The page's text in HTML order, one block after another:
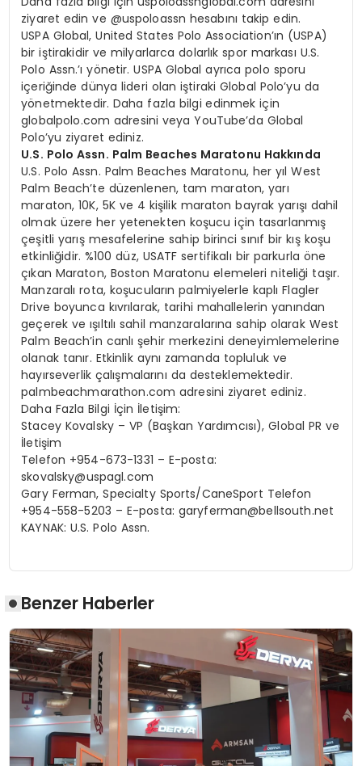
ziyaret edin ve @uspoloassn hesabını takip edin.
USPA Global, United States Polo Association’ın (USPA)
bir iştirakidir ve milyarlarca dolarlık spor markası U.S.
Polo Assn.’ı yönetir. USPA Global ayrıca polo sporu
içeriğinde dünya lideri olan iştiraki Global Polo’yu da
yönetmektedir. Daha fazla bilgi edinmek için
globalpolo.com adresini veya YouTube’da Global
Polo’yu ziyaret ediniz.
U.S. Polo Assn. Palm Beaches Maratonu Hakkında
U.S. Polo Assn. Palm Beaches Maratonu, her yıl West
Palm Beach’te düzenlenen, tam maraton, yarı
maraton, 10K, 5K ve 4 kişilik maraton bayrak yarışı dahil
olmak üzere her yetenekten koşucu için tasarlanmış
çeşitli yarış mesafelerine sahip birinci sınıf bir kış koşu
etkinliğidir. %100 düz, USATF sertifikalı bir parkurla öne
çıkan Maraton, Boston Maratonu elemeleri niteliği taşır.
Manzaralı rota, koşucuların palmiyelerle kaplı Flagler
Drive boyunca kıvrılarak, tarihi mahallelerin yanından
geçerek ve ışıltılı sahil manzaralarına sahip olarak West
Palm Beach’in canlı şehir merkezini deneyimlemelerine
olanak tanır. Etkinlik aynı zamanda topluluk ve
hayırseverlik çalışmalarını da desteklemektedir.
palmbeachmarathon.com adresini ziyaret ediniz.
Daha Fazla Bilgi İçin İletişim:
Stacey Kovalsky – VP (Başkan Yardımcısı), Global PR ve
İletişim
Telefon +954-673-1331 – E-posta:
skovalsky@uspagl.com
Gary Ferman, Specialty Sports/CaneSport Telefon
+954-558-5203 – E-posta: garyferman@bellsouth.net
KAYNAK: U.S. Polo Assn.
Benzer Haberler